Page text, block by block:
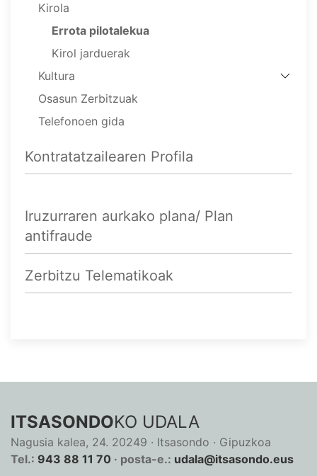
Kirola
Errota pilotalekua
Kirol jarduerak
Kultura
Osasun Zerbitzuak
Telefonoen gida
Kontratatzailearen Profila
Iruzurraren aurkako plana/ Plan
antifraude
Zerbitzu Telematikoak
ITSASONDOKO UDALA
Nagusia kalea, 24. 20249 · Itsasondo · Gipuzkoa
Tel.: 943 88 11 70 · posta-e.: udala@itsasondo.eus